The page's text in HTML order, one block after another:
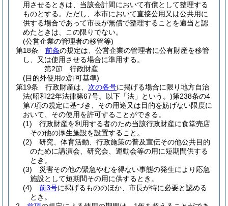
用させるときは、当該会計間において有償として整理する
ものとする。 ただし、本市において直接公用又は公共用に
供する場合であって市長が無償で整理することを適当と認
めたときは、この限りでない。
(公営企業の管理者の移管等)
第18条
前条の規定は、公営企業の管理者に公有財産を移管
し、又は使用させる場合に準用する。
第2節
行政財産
(目的外使用の許可基準)
第19条
行政財産は、 次の各号に掲げる場合に限り地方自治
法(昭和22年法律第67号。以下「法」という。)第238条の4
第7項の規定に基づき、その用途又は目的を妨げない限度に
おいて、その使用を許可することができる。
(1)
行政財産を利用する者のため当該行政財産に食堂売店
その他の厚生施設を設置すること。
(2)
研究、体育活動、行政施策の普及宣伝その他公共目的
のために講演会、研究会、運動会等の用に短期間供する
とき。
(3)
災害その他の緊急やむを得ない事態の発生により応急
施設として短期間その用に供するとき。
(4)
前3号に掲げるもののほか、市長が特に必要と認める
とき。